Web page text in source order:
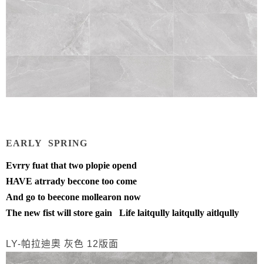
EARLY SPRING
Evrry fuat that two plopie opend
HAVE atrrady beccone too come
And go to beecone mollearon now
The new fist will store gain Life laitqully laitqully aitlqully
LY-帕拉迪奧 灰色 12版面